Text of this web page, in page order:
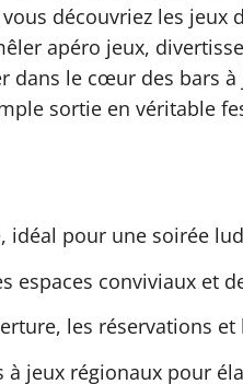
découvriez les
apéro jeux,
dans le cœur des bars
sortie en véritable
pour une soirée
espaces conviviaux et
les réservations
jeux régionaux pour